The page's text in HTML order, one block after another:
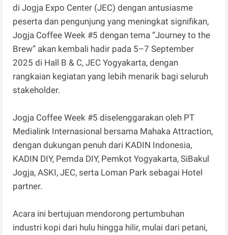
di Jogja Expo Center (JEC) dengan antusiasme
peserta dan pengunjung yang meningkat signifikan,
Jogja Coffee Week #5 dengan tema “Journey to the
Brew” akan kembali hadir pada 5–7 September
2025 di Hall B & C, JEC Yogyakarta, dengan
rangkaian kegiatan yang lebih menarik bagi seluruh
stakeholder.
Jogja Coffee Week #5 diselenggarakan oleh PT
Medialink Internasional bersama Mahaka Attraction,
dengan dukungan penuh dari KADIN Indonesia,
KADIN DIY, Pemda DIY, Pemkot Yogyakarta, SiBakul
Jogja, ASKI, JEC, serta Loman Park sebagai Hotel
partner.
Acara ini bertujuan mendorong pertumbuhan
industri kopi dari hulu hingga hilir, mulai dari petani,